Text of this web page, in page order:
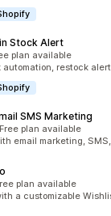
Stock Alert
plan available
automation, restock
SMS Marketing
Free plan available
email marketing,
plan available
a customizable